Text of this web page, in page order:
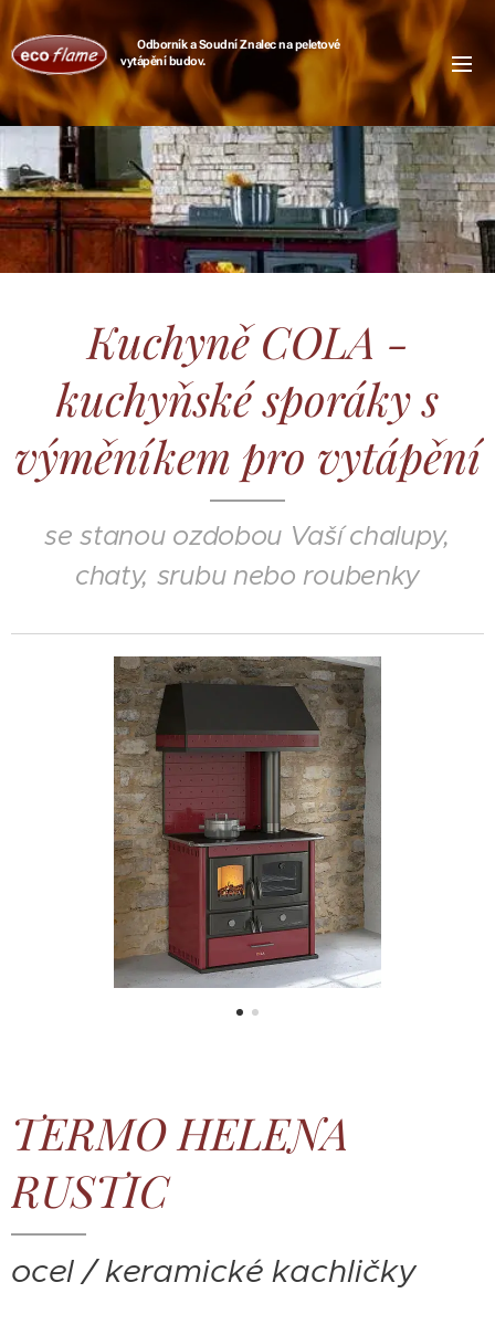
Odborník a Soudní Znalec na peletové
vytápěníbudov.
Kuchyně COLA -
kuchyňské sporáky s
výměníkem pro vytápění
se stanou ozdobou Vaší chalupy,
chaty, srubu nebo roubenky
TERMO HELENA
RUSTIC
ocel / keramické kachličky